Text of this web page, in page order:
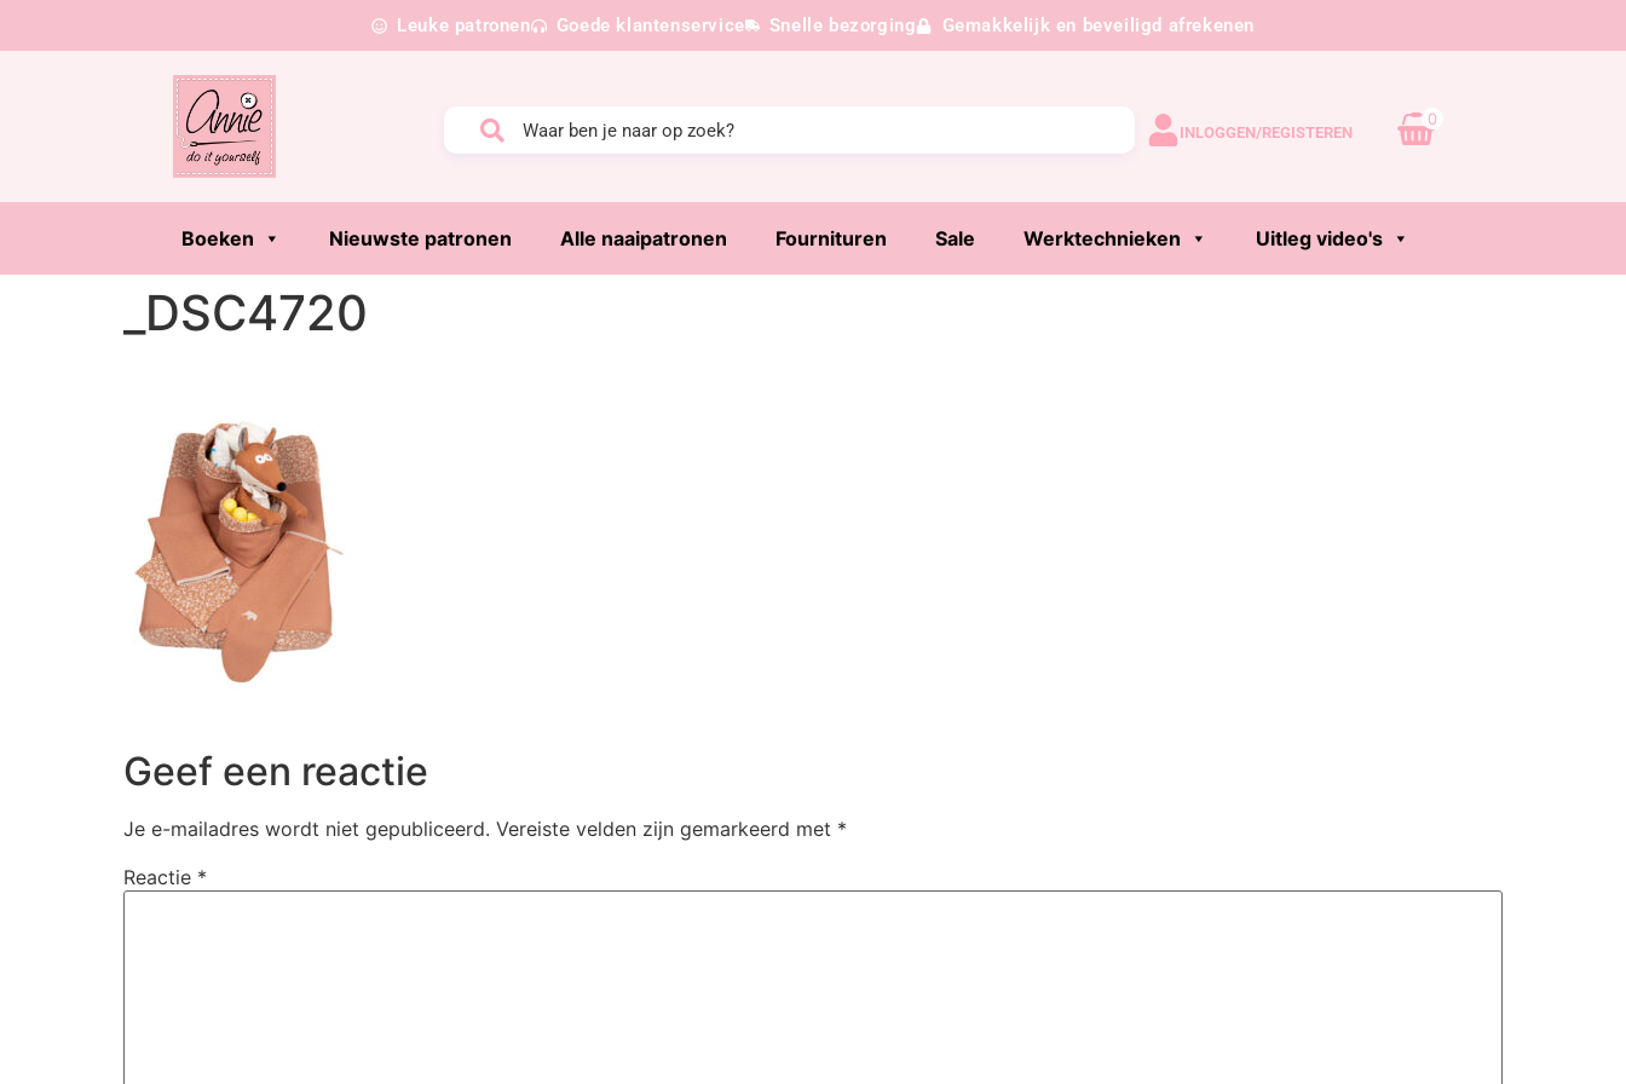
Leuke patronen Goede klantenservice Snelle bezorging Gemakkelijk en beveiligd afrekenen
INLOGGEN/REGISTEREN
0
Boeken Nieuwste patronen Alle naaipatronen Fournituren Sale Werktechnieken Uitleg video's
_DSC4720
Geef een reactie
Je e-mailadres wordt niet gepubliceerd. Vereiste velden zijn gemarkeerd met *
Reactie *